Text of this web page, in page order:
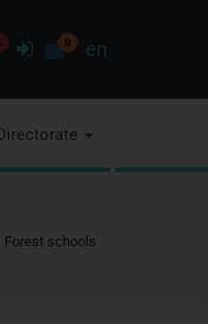
Sign
0 en
Forest schools